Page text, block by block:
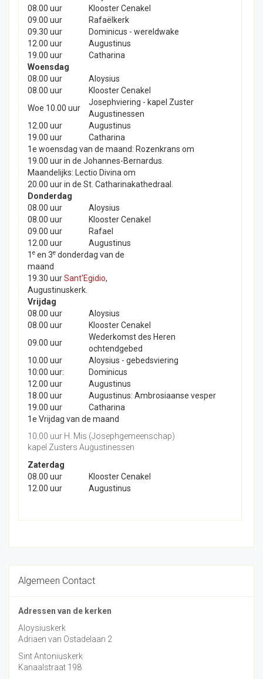
08.00 uur
Klooster Cenakel
09.00 uur
Rafaëlkerk
09.30 uur
Dominicus - wereldwake
12.00 uur
Augustinus
19.00 uur
Catharina
Woensdag
08.00 uur
Aloysius
08.00 uur
Klooster Cenakel
Woe 10.00 uur
Josephviering - kapel Zuster
Augustinessen
12.00 uur
Augustinus
19.00 uur
Catharina
1e woensdag van de maand: Rozenkrans om
19.00 uur in de Johannes-Bernardus.
Maandelijks: Lectio Divina om
20.00 uur in de St. Catharinakathedraal.
Donderdag
08.00 uur
Aloysius
08.00 uur
Klooster Cenakel
09.00 uur
Rafael
12.00 uur
Augustinus
1 e en 3e donderdag van de
maand
19.30 uurSant'Egidio,
Augustinuskerk.
Vrijdag
08.00 uur
Aloysius
08.00 uur
Klooster Cenakel
09.00 uur
Wederkomst des Heren
ochtendgebed
10.00 uur
Aloysius - gebedsviering
10:00 uur:
Dominicus
12.00 uur
Augustinus
18.00 uur
Augustinus: Ambrosiaanse vesper
19.00 uur
Catharina
1e Vrijdag van de maand
10.00 uur H. Mis (Josephgemeenschap)
kapel Zusters Augustinessen
Zaterdag
08.00 uur
Klooster Cenakel
12.00 uur
Augustinus
Algemeen Contact
Adressen van de kerken
Aloysiuskerk
Adriaen van Ostadelaan 2
Sint Antoniuskerk
Kanaalstraat 198